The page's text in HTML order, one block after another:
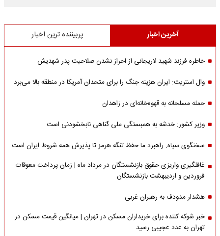
آخرین اخبار پربیننده ترین اخبار
خاطره فرزند شهید لاریجانی از احراز نشدن صلاحیت پدر شهدیش
وال استریت: ایران هزینه جنگ را برای متحدان آمریکا در منطقه بالا می‌برد
حمله مسلحانه به قهوه‌خانه‌ای در زاهدان
وزیر کشور: خدشه به همبستگی ملی گناهی نابخشودنی است
سخنگوی سپاه: راهبرد ما حفظ تنگه هرمز تا پذیرش همه شروط ایران است
غافلگیری واریزی حقوق بازنشستگان در مرداد ماه | زمان پرداخت معوقات
فروردین و اردیبهشت بازنشستگان
هشدار مدودف به رهبران غربی
خبر شوکه کننده برای خریداران مسکن در تهران | میانگین قیمت مسکن در
تهران به عدد عجیبی رسید